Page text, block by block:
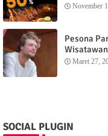
November
Pesona
Sunset
Maret 27,
SOCIAL PLUGIN